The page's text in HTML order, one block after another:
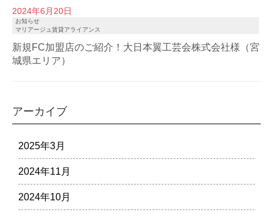
2024年6月20日
お知らせ
マリアージュ賃貸アライアンス
新規FC加盟店のご紹介！大日本翼工芸会株式会社様（宮
城県エリア）
アーカイブ
2025年3月
2024年11月
2024年10月